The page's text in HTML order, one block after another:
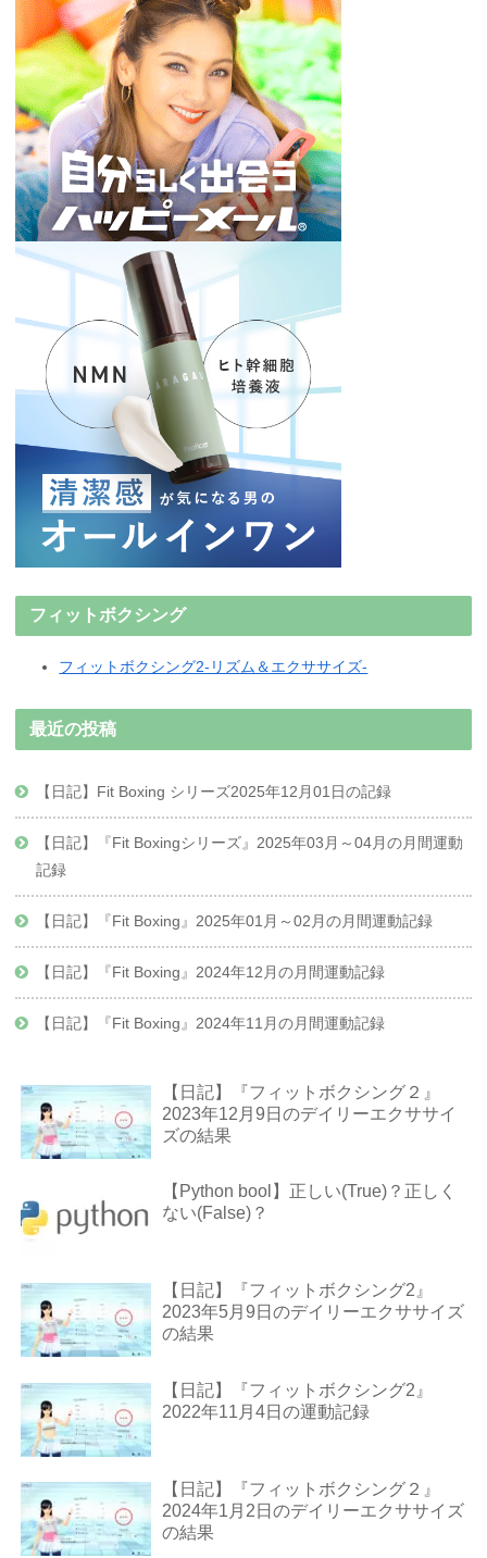
フィットボクシング
フィットボクシング2-リズム＆エクササイズ-
最近の投稿
【日記】Fit Boxing シリーズ2025年12月01日の記録
【日記】『Fit Boxingシリーズ』2025年03月～04月の月間運動
記録
【日記】『Fit Boxing』2025年01月～02月の月間運動記録
【日記】『Fit Boxing』2024年12月の月間運動記録
【日記】『Fit Boxing』2024年11月の月間運動記録
【日記】『フィットボクシング２』
2023年12月9日のデイリーエクササイ
ズの結果
【Python bool】正しい(True)？正しく
ない(False)？
【日記】『フィットボクシング2』
2023年5月9日のデイリーエクササイズ
の結果
【日記】『フィットボクシング2』
2022年11月4日の運動記録
【日記】『フィットボクシング２』
2024年1月2日のデイリーエクササイズ
の結果